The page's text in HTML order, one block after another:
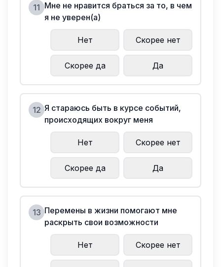
11 Мне не нравится браться за то, в чем
я не уверен(а)
Нет Скорее нет
Скорее да Да
12 Я стараюсь быть в курсе событий,
происходящих вокруг меня
Нет Скорее нет
Скорее да Да
13 Перемены в жизни помогают мне
раскрыть свои возможности
Нет Скорее нет